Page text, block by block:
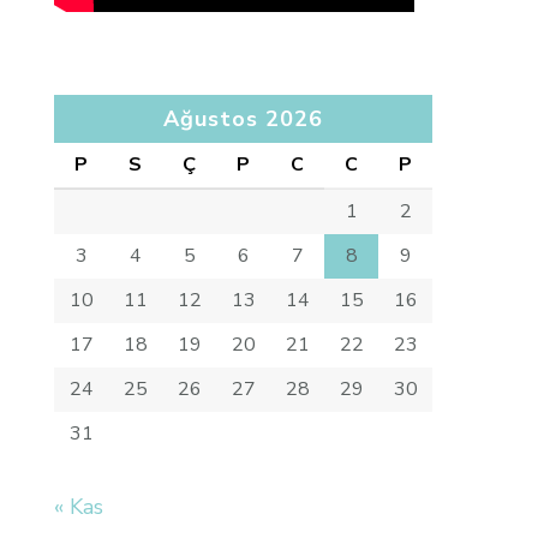
Ağustos 2026
P S Ç P C C
P
1
2
3
4 5 6 7 8
9
10
11 12 13 14 15
16
17
18 19 20 21 22
23
24
25 26 27 28 29
30
31
« Kas